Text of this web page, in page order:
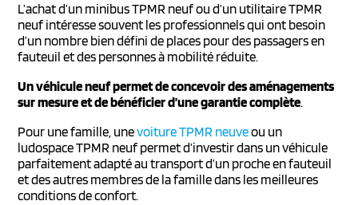
L’achat d’un minibus TPMR neuf ou d’un utilitaire TPMR
neuf intéresse souvent les professionnels qui ont besoin
d’un nombre bien défini de places pour des passagers en
fauteuil et des personnes à mobilité réduite.
Un véhicule neuf permet de concevoir des aménagements
sur mesure et de bénéficier d’une garantie complète.
Pour une famille, unevoiture TPMR neuveou un
ludospace TPMR neuf permet d’investir dans un véhicule
parfaitement adapté au transport d’un proche en fauteuil
et des autres membres de la famille dans les meilleures
conditions de confort.